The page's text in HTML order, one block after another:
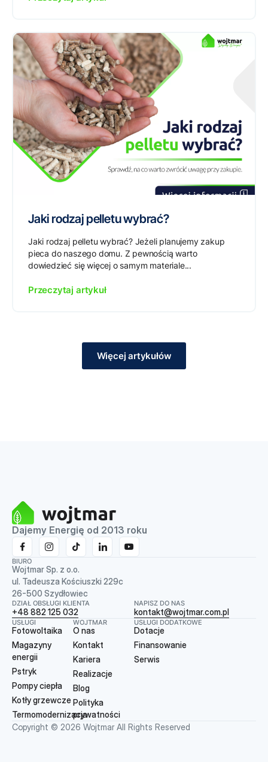
Jaki rodzaj pelletu wybrać?
Jaki rodzaj pelletu wybrać? Jeżeli planujemy zakup
pieca do naszego domu. Z pewnością warto
dowiedzieć się więcej o samym materiale...
Przeczytaj artykuł
Więcej artykułów
Dajemy Energię od 2013 roku
BIURO
Wojtmar Sp. z o.o.
ul. Tadeusza Kościuszki 229c
26-500 Szydłowiec
DZIAŁ OBSŁUGI KLIENTA
+48 882 125 032
NAPISZ DO NAS
kontakt@wojtmar.com.pl
USŁUGI
Fotowoltaika
Magazyny
energii
Pstryk
Pompy ciepła
Kotły grzewcze
Termomodernizacja
WOJTMAR
O nas
Kontakt
Kariera
Realizacje
Blog
Polityka
prywatności
USŁUGI DODATKOWE
Dotacje
Finansowanie
Serwis
Copyright © 2026 Wojtmar All Rights Reserved